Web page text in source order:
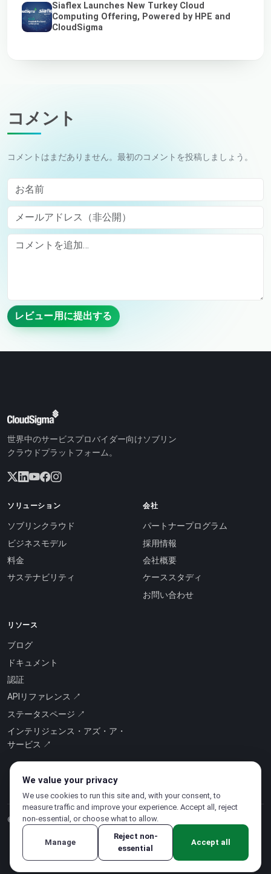
Siaflex Launches New Turkey Cloud
Computing Offering, Powered by HPE and
CloudSigma
コメント
コメントはまだありません。最初のコメントを投稿しましょう。
お名前
メールアドレス（非公開）
Comment
レビュー用に提出する
世界中のサービスプロバイダー向けソブリン
クラウドプラットフォーム。
ソリューション
ソブリンクラウド
ビジネスモデル
料金
サステナビリティ
会社
パートナープログラム
採用情報
会社概要
ケーススタディ
お問い合わせ
リソース
ブログ
ドキュメント
認証
APIリファレンス ↗
ステータスページ ↗
インテリジェンス・アズ・ア・
サービス ↗
© 2026 CloudSigma Holding AG.無断複写・転載を禁じます
プライバシーポリシー
We value your privacy
We use cookies to run this site and, with your consent, to
measure traffic and improve your experience. Accept all, reject
non-essential, or choose what to allow.
Manage
Reject non-
essential
Accept all